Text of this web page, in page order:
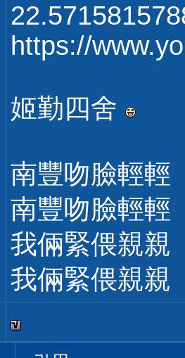
https://
姬勤四舍
南豐吻臉輕
南豐吻臉輕
我倆緊偎親
我倆緊偎親